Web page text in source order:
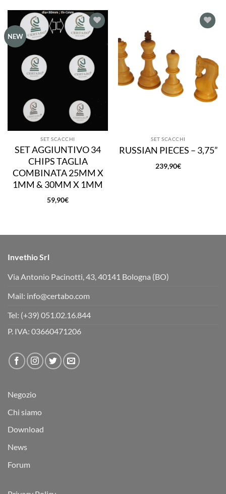
NEW
Aggiungi
alla lista
desideri
SET SCACCHI
SET AGGIUNTIVO 34
CHIPS TAGLIA
COMBINATA 25MM X
1MM & 30MM X 1MM
59,90€
desideri
SET SCACCHI
RUSSIAN PIECES – 3,75”
239,90€
Invethio Srl
Via Antonio Pacinotti, 43, 40141 Bologna (BO)
Mail: info@certabo.com
Tel: (+39) 051.02.16.844
P. IVA: 03660471206
Negozio
Chi siamo
Download
News
Forum